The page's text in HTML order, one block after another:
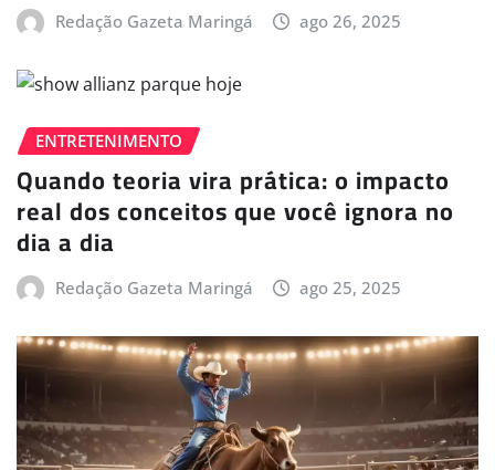
Redação Gazeta Maringá ago 26, 2025
ENTRETENIMENTO
Quando teoria vira prática: o impacto
real dos conceitos que você ignora no
dia a dia
Redação Gazeta Maringá ago 25, 2025